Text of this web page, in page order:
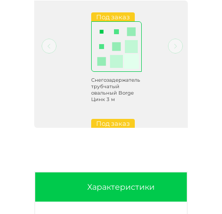
Под заказ
Снегозадержатель
трубчатый
овальный Borge
Цинк 3 м
Под заказ
Снегозадержатель
трубчатый
Характеристики